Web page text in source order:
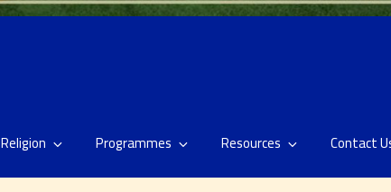
Religion Programmes Resources Contact